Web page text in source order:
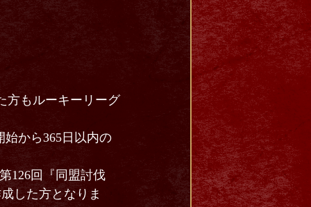
方もルーキーリーグ
から365日以内の
126回『同盟討伐
した方となりま